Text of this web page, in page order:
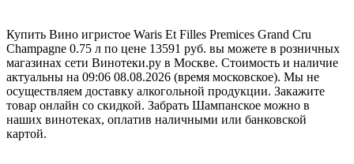
Купить Вино игристое Waris Et Filles Premices Grand Cru
Champagne 0.75 л по цене 13591 руб. вы можете в розничных
магазинах сети Винотеки.ру в Москве. Стоимость и наличие
актуальны на 09:06 08.08.2026 (время московское). Мы не
осуществляем доставку алкогольной продукции. Закажите
товар онлайн со скидкой. Забрать Шампанское можно в
наших винотеках, оплатив наличными или банковской
картой.